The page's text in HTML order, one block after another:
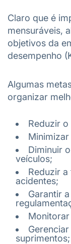
Claro que é
mensuráveis,
objetivos da
desempenho
Algumas
organizar
Reduzir
Diminuir
veículos;
Reduzir
acidentes;
Garantir
suprimentos;